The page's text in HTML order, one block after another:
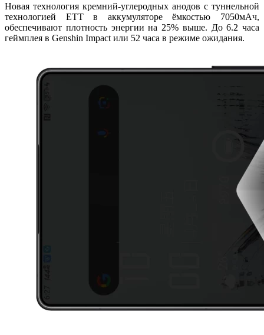
Новая технология кремний-углеродных анодов с туннельной
технологией ETT в аккумуляторе ёмкостью 7050мАч,
обеспечивают плотность энергии на 25% выше. До 6.2 часа
геймплея в Genshin Impact или 52 часа в режиме ожидания.